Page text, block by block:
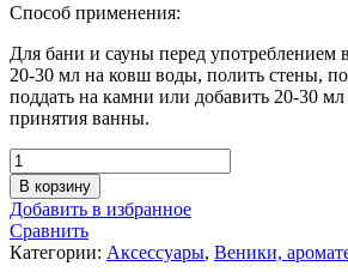
Способ применения:
Для бани и сауны перед употреблением
20-30 мл на ковш воды, полить стены,
поддать на камни или добавить 20-30
принятия ванны.
Количество
товара
Ароматическая
смесь
для
бани,
В корзину
Добавить в избранное
Сравнить
Категории: Аксессуары, Веники,